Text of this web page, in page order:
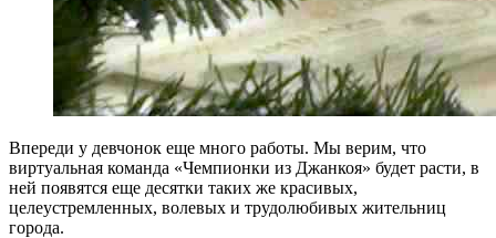
Впереди у девчонок еще много работы. Мы верим, что
виртуальная команда «Чемпионки из Джанкоя» будет расти, в
ней появятся еще десятки таких же красивых,
целеустремленных, волевых и трудолюбивых жительниц
города.